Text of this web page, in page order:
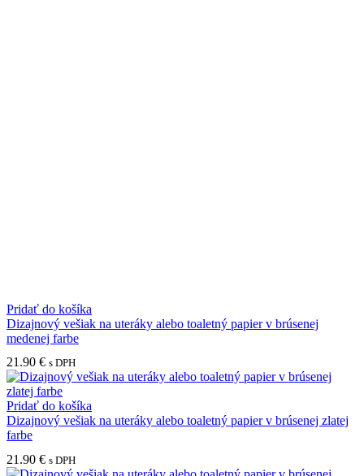
Pridať do košíka
Dizajnový vešiak na uteráky alebo toaletný papier v brúsenej
medenej farbe
21.90 € s DPH
Pridať do košíka
Dizajnový vešiak na uteráky alebo toaletný papier v brúsenej zlatej
farbe
21.90 € s DPH